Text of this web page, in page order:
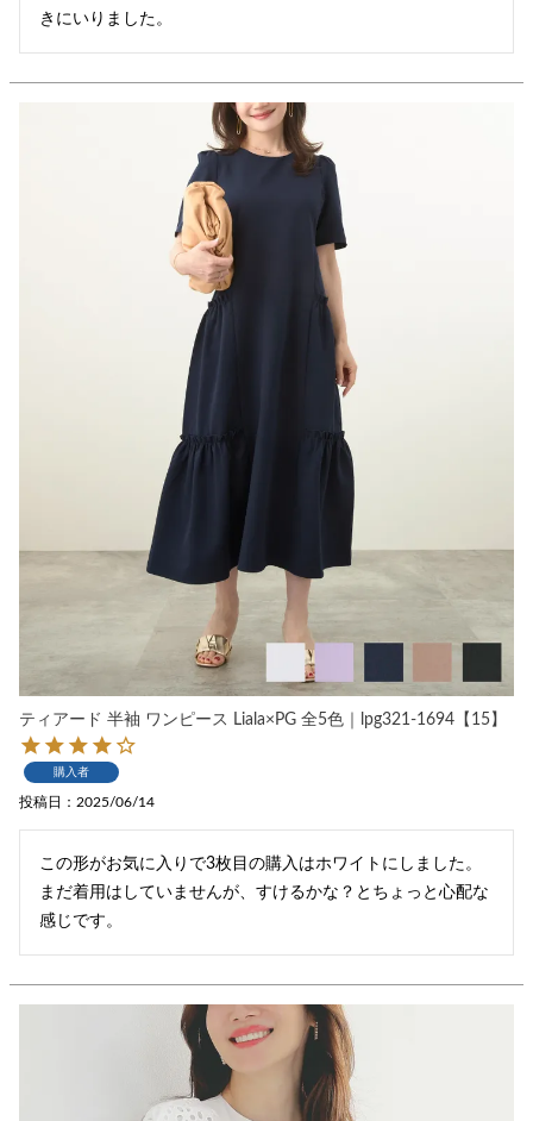
きにいりました。
ティアード 半袖 ワンピース Liala×PG 全5色｜lpg321-1694【15】
購入者
投稿日 2025/06/14
この形がお気に入りで3枚目の購入はホワイトにしました。
まだ着用はしていませんが、すけるかな？とちょっと心配な
感じです。